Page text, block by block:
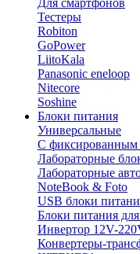
Для смартфонов
Тестеры
Robiton
GoPower
LiitoKala
Panasonic eneloop
Nitecore
Soshine
Блоки питания
Универсальные
C
Лабораторные
Лабораторные
NoteBook & Foto
USB блоки
Блоки питания
Инвертор 12V-
Конвертеры-